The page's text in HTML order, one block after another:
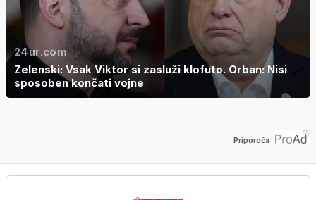
24ur.com
Zelenski: Vsak Viktor si zasluži klofuto. Orban: Nisi
sposoben končati vojne
Priporoča